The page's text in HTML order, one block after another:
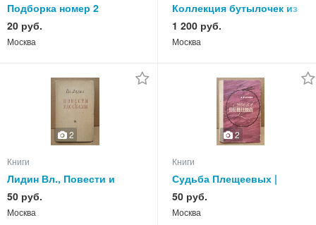
Подборка номер 2
различных книг по одной
цене
20 руб.
Москва
Коллекция бутылочек из
минибара (миньоннетов),
заграничные, 9 шт
1 200 руб.
Москва
2
Книги
Лидин Вл., Повести и
рассказы. Избранные.
50 руб.
Москва
2
Книги
Судьба Плещеевых |
Глумов Александр
50 руб.
Москва